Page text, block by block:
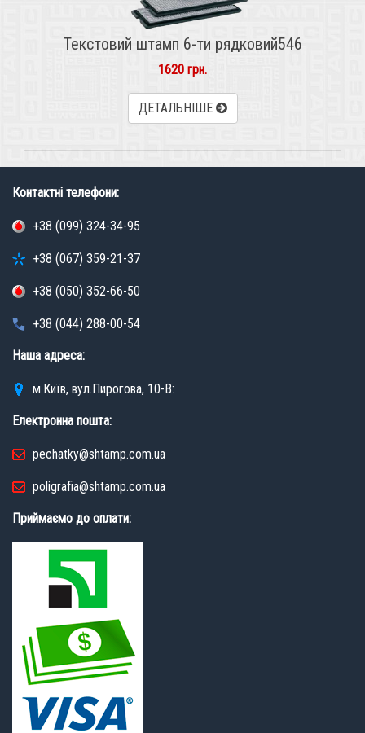
Текстовий штамп 6-ти рядковий546
1620 грн.
ДЕТАЛЬНІШЕ
Контактні телефони:
+38 (099) 324-34-95
+38 (067) 359-21-37
+38 (050) 352-66-50
+38 (044) 288-00-54
Наша адреса:
м.Київ, вул.Пирогова, 10-В:
Електронна пошта:
pechatky@shtamp.com.ua
poligrafia@shtamp.com.ua
Приймаємо до оплати: